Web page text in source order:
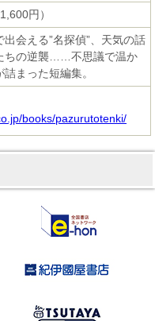
円）
会える”名探偵”、天気の話
ちの逆襲……不思議で温か
まった短編集。
books/pazurutotenki/